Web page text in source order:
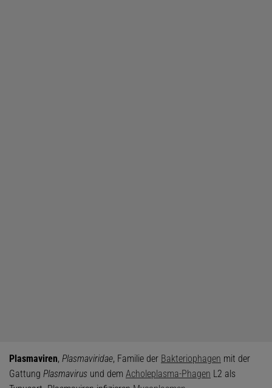
Plasmaviren, Plasmaviridae, Familie der Bakteriophagen mit der
Gattung Plasmavirus und dem Acholeplasma-Phagen L2 als